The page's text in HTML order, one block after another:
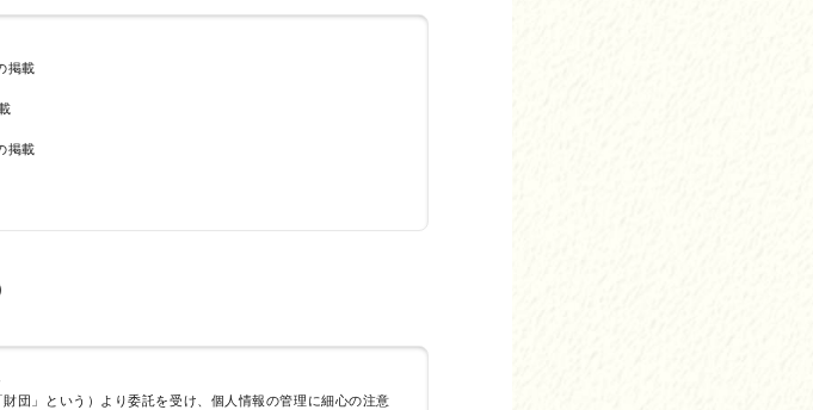
掲載
掲載
事業において利用することを許諾し、著作権、肖像権、パブ
団」という）より委託を受け、個人情報の管理に細心の注意